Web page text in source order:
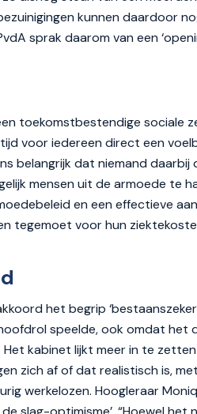
kunnen daardoor
sprak daarom van een
toekomstbestendige sociale
voor iedereen direct een
belangrijk dat niemand
mensen uit de armoede te
en een effectieve
tegemoet voor hun
het begrip
speelde, ook omdat het
kabinet lijkt meer in te
zich af of dat realistisch is,
werkelozen. Hoogleraar